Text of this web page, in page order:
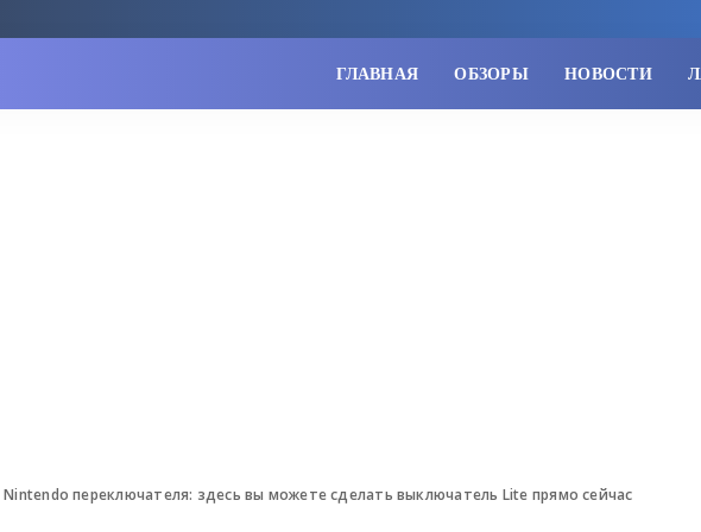
ГЛАВНАЯ ОБЗОРЫ НОВОСТИ
Nintendo переключателя: здесь вы можете сделать выключатель Lite прямо сейчас